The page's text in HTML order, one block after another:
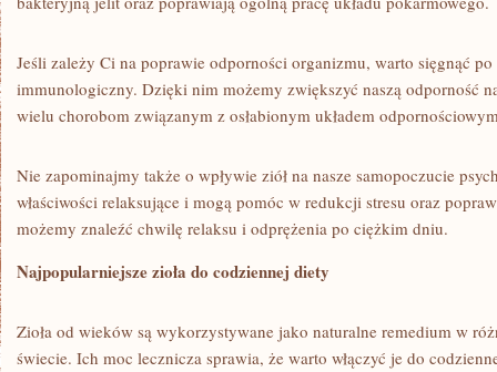
Jeśli ‍zależy Ci na poprawie odporności​ organizmu, warto sięgnąć ‌po
immunologiczny. ‌Dzięki ‌nim możemy zwiększyć ​naszą odporność
wielu chorobom związanym z osłabionym układem
Nie zapominajmy także o wpływie ziół na nasze samopoczucie
właściwości relaksujące i mogą pomóc ⁣w redukcji stresu oraz
możemy znaleźć chwilę relaksu i ‍odprężenia po ciężkim dniu.
Najpopularniejsze zioła do codziennej diety
Zioła od wieków są wykorzystywane jako naturalne ‌remedium ‌w
świecie. Ich moc lecznicza⁤ sprawia, że warto ⁢włączyć je ‍do